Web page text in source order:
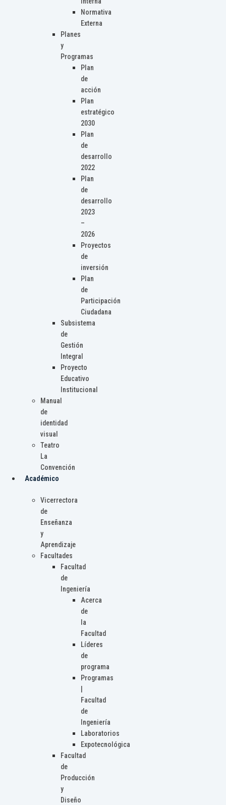
Normativa
Externa
Planes
y
Programas
Plan
de
acción
Plan
estratégico
2030
Plan
de
desarrollo
2022
Plan
de
desarrollo
2023
–
2026
Proyectos
de
inversión
Plan
de
Participación
Ciudadana
Subsistema
de
Gestión
Integral
Proyecto
Educativo
Institucional
Manual
de
identidad
visual
Teatro
La
Convención
Académico
Vicerrectora
de
Enseñanza
y
Aprendizaje
Facultades
Facultad
de
Ingeniería
Acerca
de
la
Facultad
Líderes
de
programa
Programas
Facultad
de
Ingeniería
Laboratorios
Expotecnológica
Facultad
de
Producción
y
Diseño